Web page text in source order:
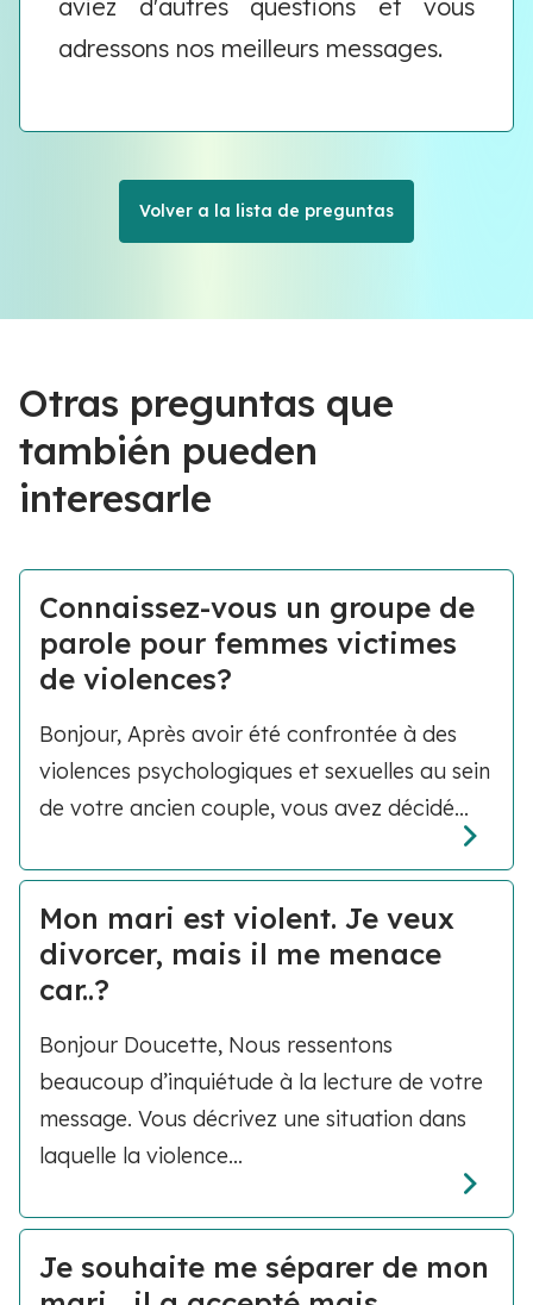
aviez d'autres questions et vous
adressons nos meilleurs messages.
Volver a la lista de preguntas
Otras preguntas que
también pueden
interesarle
Connaissez-vous un groupe de
parole pour femmes victimes
de violences?
Bonjour, Après avoir été confrontée à des
violences psychologiques et sexuelles au sein
de votre ancien couple, vous avez décidé...
Mon mari est violent. Je veux
divorcer, mais il me menace
car..?
Bonjour Doucette, Nous ressentons
beaucoup d’inquiétude à la lecture de votre
message. Vous décrivez une situation dans
laquelle la violence...
Je souhaite me séparer de mon